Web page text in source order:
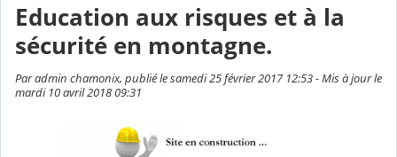
Education aux risques et à la
sécurité en montagne.
Par admin chamonix, publié le samedi 25 février 2017 12:53 - Mis à jour le
mardi 10 avril 2018 09:31